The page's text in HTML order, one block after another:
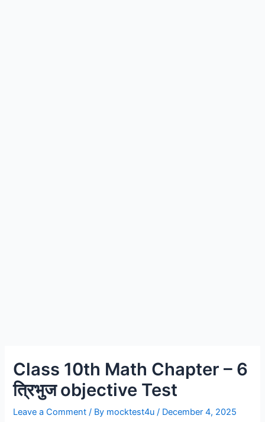
Class 10th Math Chapter – 6
त्रिभुज objective Test
Leave a Comment / By mocktest4u / December 4, 2025